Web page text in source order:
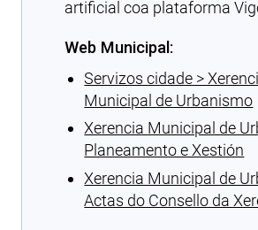
artificial coa plataforma
Web Municipal:
Servizos cidade >
Municipal de Urbanismo
Xerencia Municipal de
Planeamento e Xestión
Xerencia Municipal de
Actas do Consello da